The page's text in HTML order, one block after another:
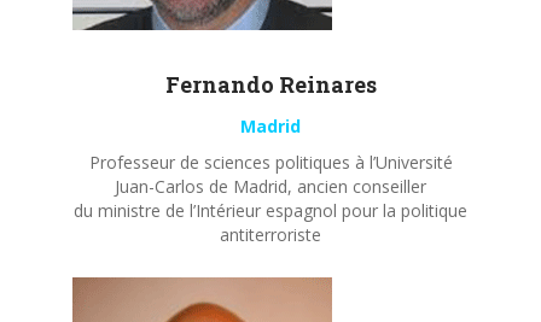
Fernando Reinares
Madrid
Professeur de sciences politiques à l’Université
Juan-Carlos de Madrid, ancien conseiller
du ministre de l’Intérieur espagnol pour la politique
antiterroriste